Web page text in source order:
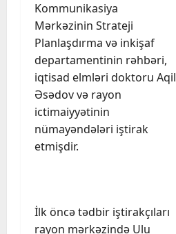
Kommunikasiya
Mərkəzinin Strateji
Planlaşdırma və inkişaf
departamentinin rəhbəri,
iqtisad elmləri doktoru Aqil
Əsədov və rayon
ictimaiyyətinin
nümayəndələri iştirak
etmişdir.
İlk öncə tədbir iştirakçıları
rayon mərkəzində Ulu